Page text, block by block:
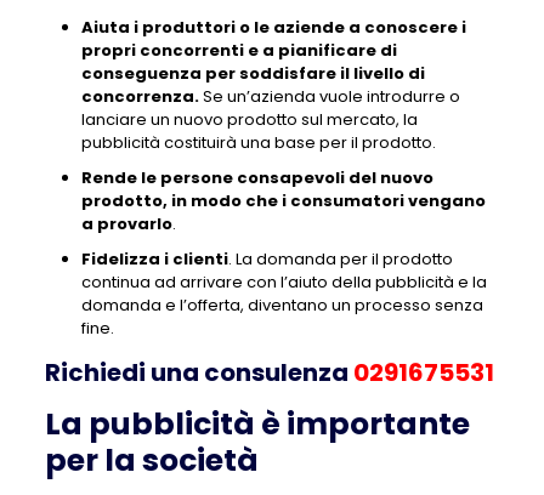
Aiuta i produttori o le aziende a conoscere i
propri concorrenti e a pianificare di
conseguenza per soddisfare il livello di
concorrenza.Se un’azienda vuole introdurre o
lanciare un nuovo prodotto sul mercato, la
pubblicità costituirà una base per il prodotto.
Rende le persone consapevoli del nuovo
prodotto, in modo che i consumatori vengano
a provarlo.
Fidelizza i clienti. La domanda per il prodotto
continua ad arrivare con l’aiuto della pubblicità e la
domanda e l’offerta, diventano un processo senza
fine.
Richiedi una consulenza 0291675531
La pubblicità è importante
per la società